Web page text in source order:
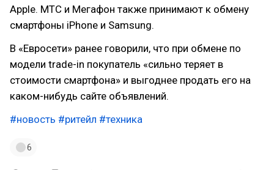
Apple. МТС и Мегафон также принимают к обмену
смартфоны iPhone и Samsung.
В «Евросети» ранее говорили, что при обмене по
модели trade-in покупатель «сильно теряет в
стоимости смартфона» и выгоднее продать его на
каком-нибудь сайте объявлений.
#новость #ритейл #техника
6